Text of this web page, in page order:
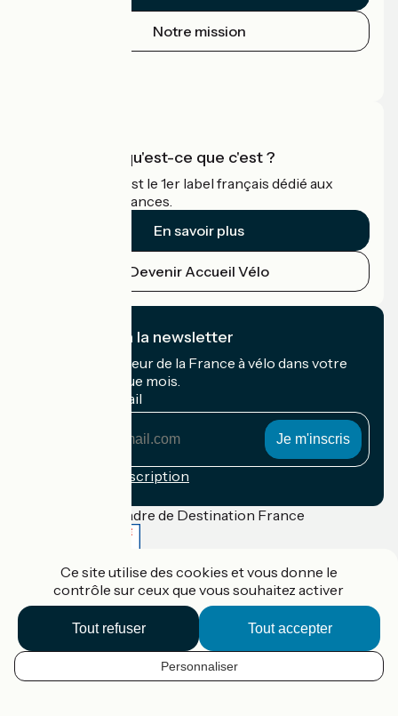
FR
Notre mission
Accueil Vélo qu'est-ce que c'est ?
Accueil Vélo c'est le 1er label français dédié aux
cyclistes en vacances.
En savoir plus
Devenir Accueil Vélo
Je m'abonne à la newsletter
Recevez le meilleur de la France à vélo dans votre
boîte mail chaque mois.
Mon adresse mail
Conditions d'inscription
Financé dans le cadre de Destination France
Accueil Vélo Pro
Contact
Mentions légales
Confidentialité
Contact
Réalisation :StudioJuilletetFrance Vélo Tourisme
Ce site utilise des cookies et vous donne le
contrôle sur ceux que vous souhaitez activer
Tout accepter
Tout refuser
Personnaliser